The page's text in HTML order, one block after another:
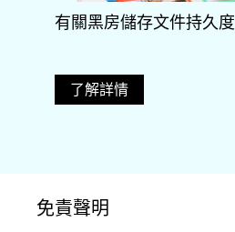
有關黑房儲存文件持久度
了解詳情
免責聲明